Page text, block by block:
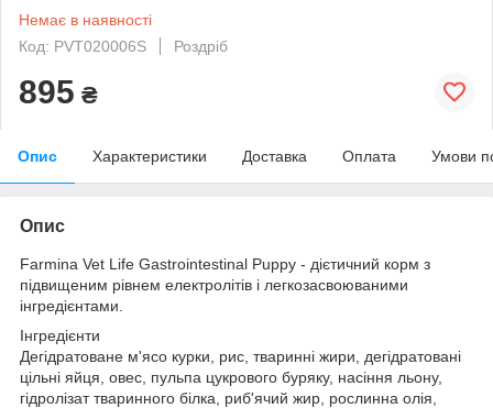
Немає в наявності
Код: PVT020006S
Роздріб
895 ₴
Опис Характеристики Доставка Оплата Умови
Опис
Farmina Vet Life Gastrointestinal Puppy - дієтичний корм з
підвищеним рівнем електролітів і легкозасвоюваними
інгредієнтами.
Інгредієнти
Дегідратоване м'ясо курки, рис, тваринні жири, дегідратовані
цільні яйця, овес, пульпа цукрового буряку, насіння льону,
гідролізат тваринного білка, риб'ячий жир, рослинна олія,